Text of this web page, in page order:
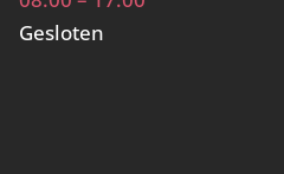
Gesloten